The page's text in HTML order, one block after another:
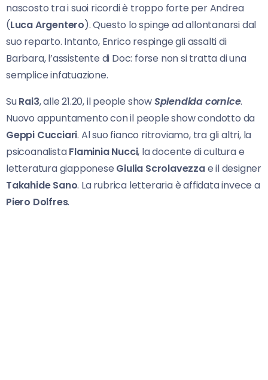
nascosto tra i suoi ricordi è troppo forte per Andrea
(Luca Argentero). Questo lo spinge ad allontanarsi dal
suo reparto. Intanto, Enrico respinge gli assalti di
Barbara, l’assistente di Doc: forse non si tratta di una
semplice infatuazione.
SuRai3, alle 21.20, il people showSplendida cornice.
Nuovo appuntamento con il people show condotto da
Geppi Cucciari. Al suo fianco ritroviamo, tra gli altri, la
psicoanalistaFlaminia Nucci, la docente di cultura e
letteratura giapponese Giulia Scrolavezzae il designer
TakahideSano. La rubrica letteraria è affidata invece a
Piero Dolfres.